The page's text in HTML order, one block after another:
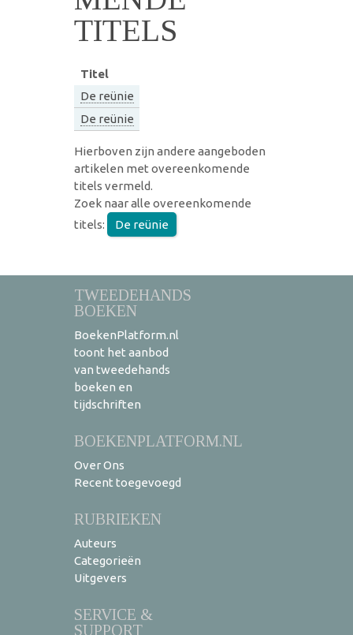
TITELS
Titel
De reünie
De reünie
Hierboven zijn andere aangeboden
artikelen met overeenkomende
titels vermeld.
Zoek naar alle overeenkomende
titels:
De reünie
TWEEDEHANDS
BOEKEN
BoekenPlatform.nl
toont het aanbod
van tweedehands
boeken en
tijdschriften
BOEKENPLATFORM.NL
Over Ons
Recent toegevoegd
RUBRIEKEN
Auteurs
Categorieën
Uitgevers
SERVICE &
SUPPORT